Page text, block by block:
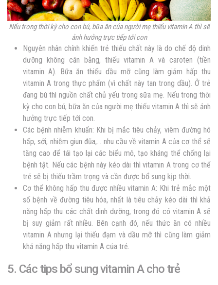
Nếu trong thời kỳ cho con bú, bữa ăn của người mẹ thiếu vitamin A thì sẽ
ảnh hưởng trực tiếp tới con
Nguyên nhân chính khiến trẻ thiếu chất này là do chế độ dinh
dưỡng không cân bằng, thiếu vitamin A và caroten (tiền
vitamin A). Bữa ăn thiếu dầu mỡ cũng làm giảm hấp thu
vitamin A trong thực phẩm (vì chất này tan trong dầu). Ở trẻ
đang bú thì nguồn chất chủ yếu trong sữa mẹ. Nếu trong thời
kỳ cho con bú, bữa ăn của người mẹ thiếu vitamin A thì sẽ ảnh
hưởng trực tiếp tới con.
Các bệnh nhiễm khuẩn: Khi bị mắc tiêu chảy, viêm đường hô
hấp, sởi, nhiễm giun đũa,… nhu cầu về vitamin A của cơ thể sẽ
tăng cao để tái tạo lại các biểu mô, tạo kháng thể chống lại
bệnh tật. Nếu các bệnh này kéo dài thì vitamin A trong cơ thể
trẻ sẽ bị thiếu trầm trọng và cần được bổ sung kịp thời.
Cơ thể không hấp thu được nhiều vitamin A: Khi trẻ mắc một
số bệnh về đường tiêu hóa, nhất là tiêu chảy kéo dài thì khả
năng hấp thu các chất dinh dưỡng, trong đó có vitamin A sẽ
bị suy giảm rất nhiều. Bên cạnh đó, nếu thức ăn có nhiều
vitamin A nhưng lại thiếu đạm và dầu mỡ thì cũng làm giảm
khả năng hấp thu vitamin A của trẻ.
5. Các tips bổ sung vitamin A cho trẻ